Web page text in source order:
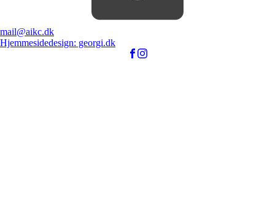
mail@aikc.dk
Hjemmesidedesign: georgi.dk